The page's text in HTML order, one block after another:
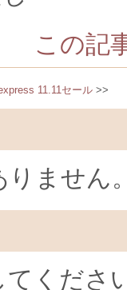
この記
11.11セール
りません
てくださ